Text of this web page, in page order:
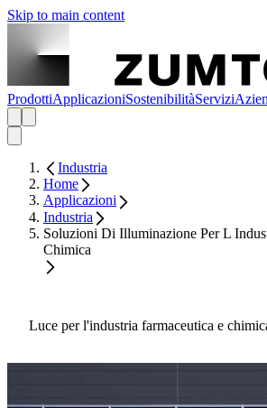
Skip to main content
ProdottiApplicazioniSostenibilitàServizi
Industria
Home
Applicazioni
Industria
Soluzioni Di Illuminazione Per L
Chimica
Luce per l'industria farmaceutica e